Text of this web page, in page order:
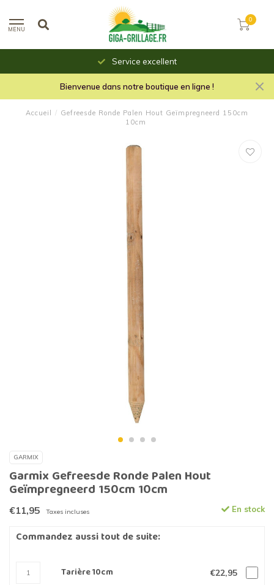
MENU
0
Service excellent
Bienvenue dans notre boutique en ligne !
Accueil / Gefreesde Ronde Palen Hout Geïmpregneerd 150cm
10cm
GARMIX
Garmix Gefreesde Ronde Palen Hout
Geïmpregneerd 150cm 10cm
€11,95 Taxes incluses En stock
Commandez aussi tout de suite:
Tarière 10cm €22,95